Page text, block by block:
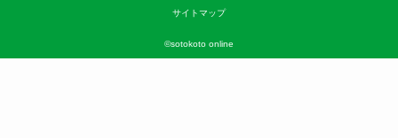
サイトマップ
©sotokoto online